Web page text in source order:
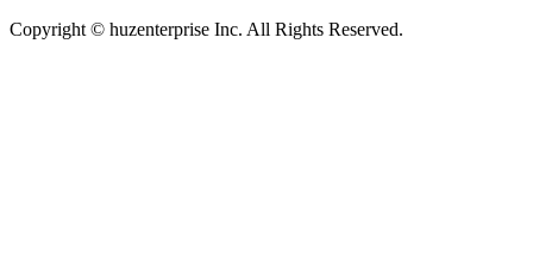
Copyright © huzenterprise Inc. All Rights Reserved.